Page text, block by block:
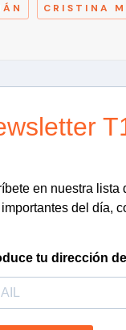
CRISTINA
en nuestra
del día,
tu dirección